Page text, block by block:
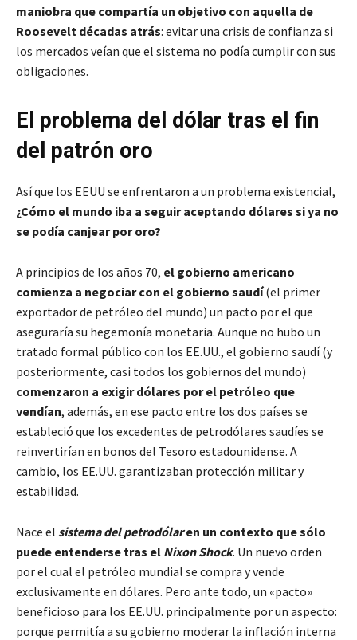
maniobra que compartía un objetivo con aquella de
Roosevelt décadas atrás: evitar una crisis de confianza si
los mercados veían que el sistema no podía cumplir con sus
obligaciones.
El problema del dólar tras el fin
del patrón oro
Así que los EEUU se enfrentaron a un problema existencial,
¿Cómo el mundo iba a seguir aceptando dólares si ya no
se podía canjear por oro?
A principios de los años 70, el gobierno americano
comienza a negociar con el gobierno saudí(el primer
exportador de petróleo del mundo) un pacto por el que
aseguraría su hegemonía monetaria. Aunque no hubo un
tratado formal público con los EE.UU., el gobierno saudí (y
posteriormente, casi todos los gobiernos del mundo)
comenzaron a exigir dólares por el petróleo que
vendían, además, en ese pacto entre los dos países se
estableció que los excedentes de petrodólares saudíes se
reinvertirían en bonos del Tesoro estadounidense. A
cambio, los EE.UU. garantizaban protección militar y
estabilidad.
Nace el sistema del petrodólaren un contexto que sólo
puede entenderse tras el Nixon Shock. Un nuevo orden
por el cual el petróleo mundial se compra y vende
exclusivamente en dólares. Pero ante todo, un «pacto»
beneficioso para los EE.UU. principalmente por un aspecto:
porque permitía a su gobierno moderar la inflación interna